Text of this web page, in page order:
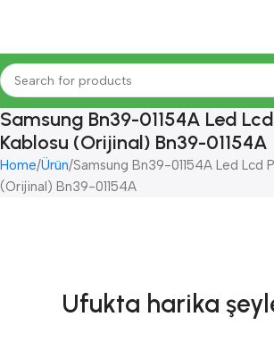
Samsung Bn39-01154A Led
Kablosu (Orijinal) Bn39-01154A
Home Ürün Samsung Bn39-01154A Led Lcd
(Orijinal) Bn39-01154A
Ufukta harika